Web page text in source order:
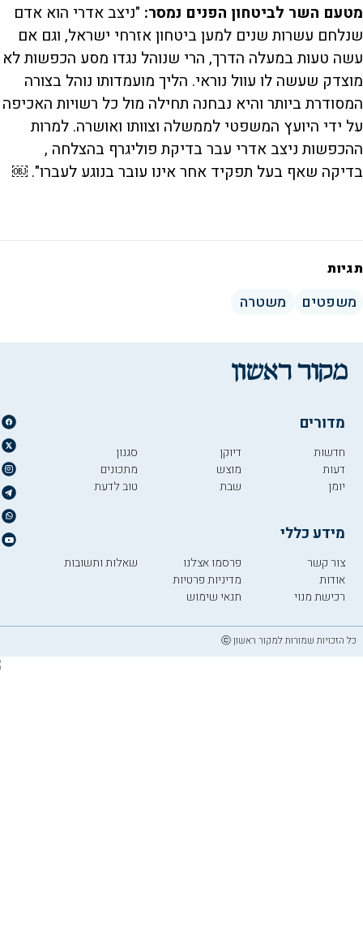
מטעם השר לביטחון הפנים נמסר: "ניצב אדרי הוא אדם
שנלחם עשרות שנים למען ביטחון אזרחי ישראל, וגם אם
עשה טעות במעלה הדרך, הרי שנוהל נגדו מסע הכפשות לא
מוצדק שעשה לו עוול נוראי. הליך מועמדותו נוהל בצורה
המסודרת ביותר והיא נבחנה תחילה מול כל רשויות האכיפה
על ידי היועץ המשפטי לממשלה וצוותו ואושרה. למרות
ההכפשות ניצב אדרי עבר בדיקת פוליגרף בהצלחה ,
בדיקה שאף בעל תפקיד אחר אינו עובר בנוגע לעברו". ￼
תגיות
משפטים משטרה
מדורים
חדשות
דעות
יומן
דיוקן
מוצש
שבת
סגנון
מתכונים
טוב לדעת
מידע כללי
צור קשר
אודות
רכישת מנוי
פרסמו אצלנו
מדיניות פרטיות
תנאי שימוש
שאלות ותשובות
כל הזכויות שמורות למקור ראשון ⓒ